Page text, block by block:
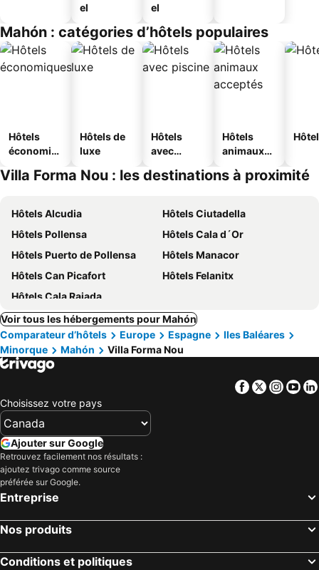
el
el
Mahón : catégories d’hôtels populaires
Hôtels
économiq
Hôtels de
luxe
Hôtels
avec
Hôtels
animaux
Villa Forma Nou : les destinations à proximité
Hôtels Alcudia
Hôtels Ciutadella
Hôtels Pollensa
Hôtels Cala d´Or
Hôtels Puerto de Pollensa
Hôtels Manacor
Hôtels Can Picafort
Hôtels Felanitx
Hôtels Cala Rajada
Voir tous les hébergements pour Mahón
Comparateur d’hôtels
Europe Espagne
Iles Baléares
Minorque
Mahón Villa Forma Nou
Facebook
Twitter
Choisissez votre pays
Ajouter sur Google
Retrouvez facilement nos résultats :
ajoutez trivago comme source
préférée sur Google.
Entreprise
Nos produits
Conditions et politiques